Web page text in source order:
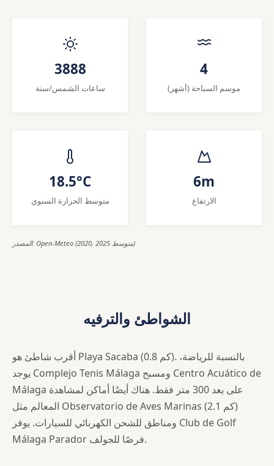
3888
ساعات الشمس/سنة
4
موسم السباحة (أشهر)
18.5°C
متوسط الحرارة السنوي
6m
الارتفاع
المصدر: Open-Meteo (2020, 2025 متوسط)
الشواطئ والترفيه
أقرب شاطئ هو Playa Sacaba (0.8 كم). بالنسبة للرياضة،
يوجد Complejo Tenis Málaga ومسبح Centro Acuático de
Málaga على بعد 300 متر فقط. هناك أيضًا أماكن لمشاهدة
المعالم مثل Observatorio de Aves Marinas (2.1 كم)
ومناطق للشحن الكهربائي للسيارات. يوفر Club de Golf
Málaga Parador فرصًا للجولف.